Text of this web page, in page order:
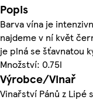
Popis
Barva vína je
najdeme v ní květ
je plná se šťavnatou
Množství: 0.75l
Výrobce/Vinař
Vinařství Pánů z Lipé